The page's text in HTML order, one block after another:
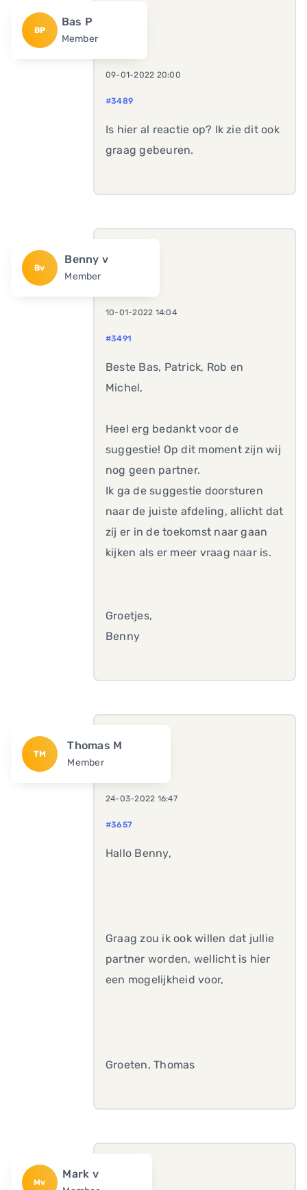
BP
Bas P
Member
09-01-2022 20:00
#3489
Is hier al reactie op? Ik zie dit ook
graag gebeuren.
Bv
Benny v
Member
10-01-2022 14:04
#3491
Beste Bas, Patrick, Rob en
Michel,
Heel erg bedankt voor de
suggestie! Op dit moment zijn wij
nog geen partner.
Ik ga de suggestie doorsturen
naar de juiste afdeling, allicht dat
zij er in de toekomst naar gaan
kijken als er meer vraag naar is.
Groetjes,
Benny
TM
Thomas M
Member
24-03-2022 16:47
#3657
Hallo Benny,
Graag zou ik ook willen dat jullie
partner worden, wellicht is hier
een mogelijkheid voor,
Groeten, Thomas
Mv
Mark v